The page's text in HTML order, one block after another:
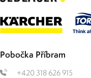
Pobočka Příbram
+420 318 626 915